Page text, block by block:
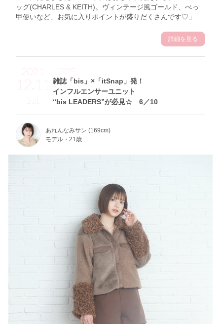
ッグ(CHARLES & KEITH)。ヴィンテージ風ゴールド、べっ
甲使いなど、お気に入りポイントが盛りだくさんです♡」
詳細を見る
12.11
Sat
雑誌「bis」×「itSnap」発！
インフルエンサーユニット
“bis LEADERS”が必見☆ 6／10
Theme
あれんなみサン (169cm)
モデル・21歳